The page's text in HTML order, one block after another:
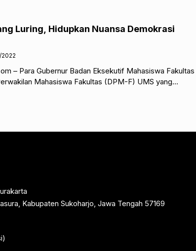
Luring, Hidupkan Nuansa Demokrasi
– Para Gubernur Badan Eksekutif Mahasiswa Fakultas
Mahasiswa Fakultas (DPM-F) UMS yang
Kabupaten Sukoharjo, Jawa Tengah 57169